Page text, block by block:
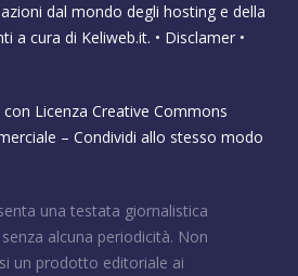
dal mondo degli hosting e della
a cura di Keliweb.it. • Disclamer •
Licenza Creative Commons
– Condividi allo stesso modo
una testata giornalistica
alcuna periodicità. Non
un prodotto editoriale ai